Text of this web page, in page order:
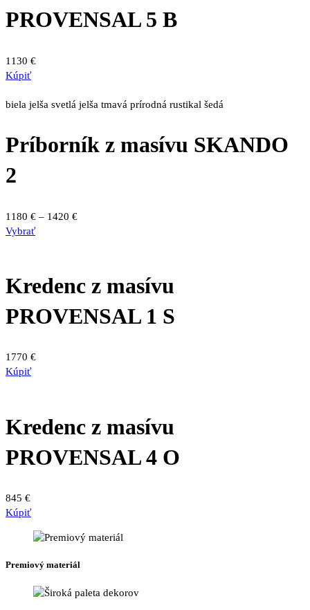
PROVENSAL 5 B
1130 €
Kúpiť
biela jelša svetlá jelša tmavá prírodná rustikal šedá
Príborník z masívu SKANDO
2
1180 € – 1420 €Price
VybraťTento
variantov.
si
na
Kredenc z masívu
PROVENSAL 1 S
1770 €
Kúpiť
Kredenc z masívu
PROVENSAL 4 O
845 €
Kúpiť
Premiový materiál